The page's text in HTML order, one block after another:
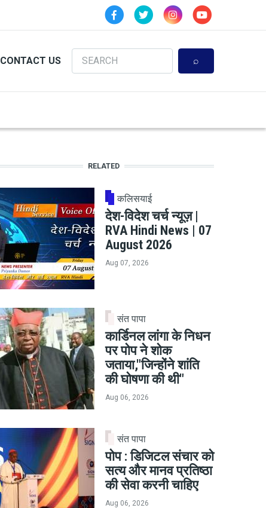
CONTACT US
Search
RELATED
कलिसयाई
देश-विदेश चर्च न्यूज़ |
RVA Hindi News | 07
August 2026
Aug 07, 2026
संत पापा
कार्डिनल लांगा के निधन
पर पोप ने शोक
जताया,"जिन्होंने शांति
की घोषणा की थी"
Aug 06, 2026
संत पापा
पोप : डिजिटल संचार को
सत्य और मानव प्रतिष्ठा
की सेवा करनी चाहिए
Aug 06, 2026